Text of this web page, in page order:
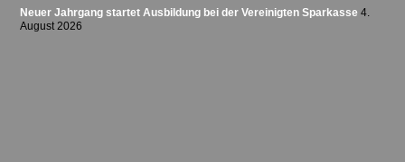
Neuer Jahrgang startet Ausbildung bei der Vereinigten Sparkasse 4.
August 2026